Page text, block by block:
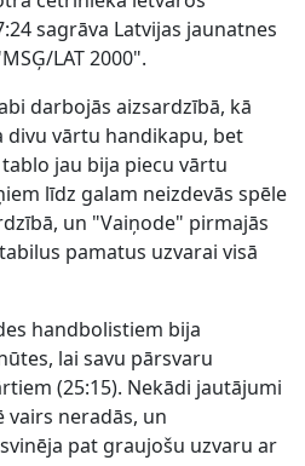
sagrāva Latvijas jaunatnes
LAT 2000".
darbojās aizsardzībā, kā
divu vārtu handikapu, bet
jau bija piecu vārtu
līdz galam neizdevās spēle
un "Vaiņode" pirmajās
pamatus uzvarai visā
handbolistiem bija
lai savu pārsvaru
(25:15). Nekādi jautājumi
vairs neradās, un
pat graujošu uzvaru ar